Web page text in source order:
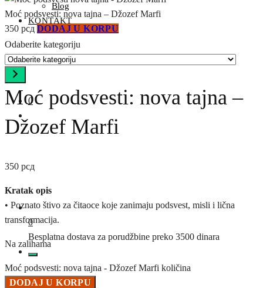
Blog
KONTAKT
Odaberite kategoriju
0
0
Besplatna dostava za porudžbine preko 3500 dinara
Moć podsvesti: nova tajna – Džozef Marfi
350 рсд DODAJ U KORPU
Moć podsvesti: nova tajna –
Džozef Marfi
350 рсд
Kratak opis
• Poznato štivo za čitaoce koje zanimaju podsvest, misli i lična
transformacija.
Na zalihama
Moć podsvesti: nova tajna - Džozef Marfi količina
DODAJ U KORPU